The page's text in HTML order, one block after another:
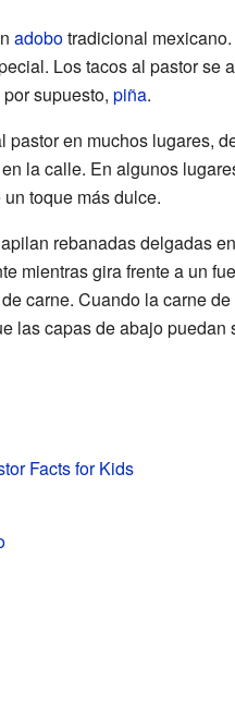
adobotradicional
Los tacos al pastor se
supuesto, piña.
pastor en muchos lugares,
la calle. En algunos
toque más dulce.
rebanadas delgadas
mientras gira frente a un
carne. Cuando la carne
las capas de abajo puedan
Facts for Kids